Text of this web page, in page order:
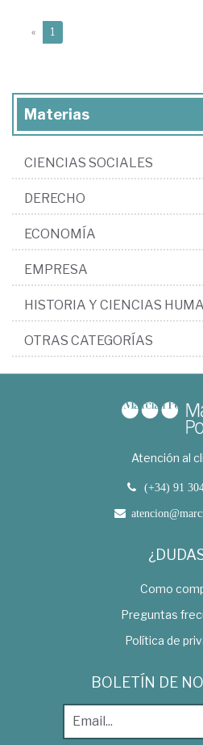
« 1
Materias
CIENCIAS SOCIALES
DERECHO
ECONOMÍA
EMPRESA
HISTORIA Y CIENCIAS
OTRAS CATEGORÍAS
Atención al
(+34) 91
Como
Preguntas
Política de
BOLETÍN DE